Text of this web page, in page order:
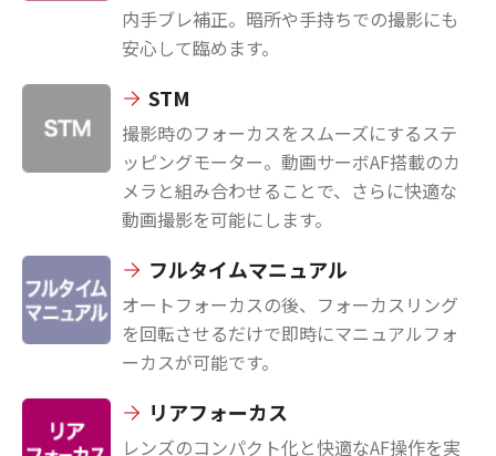
内手ブレ補正。暗所や手持ちでの撮影にも
安心して臨めます。
STM
撮影時のフォーカスをスムーズにするステ
ッピングモーター。動画サーボAF搭載のカ
メラと組み合わせることで、さらに快適な
動画撮影を可能にします。
フルタイムマニュアル
オートフォーカスの後、フォーカスリング
を回転させるだけで即時にマニュアルフォ
ーカスが可能です。
リアフォーカス
レンズのコンパクト化と快適なAF操作を実